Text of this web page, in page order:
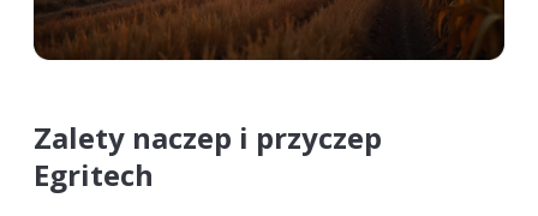
Zalety naczep i przyczep
Egritech